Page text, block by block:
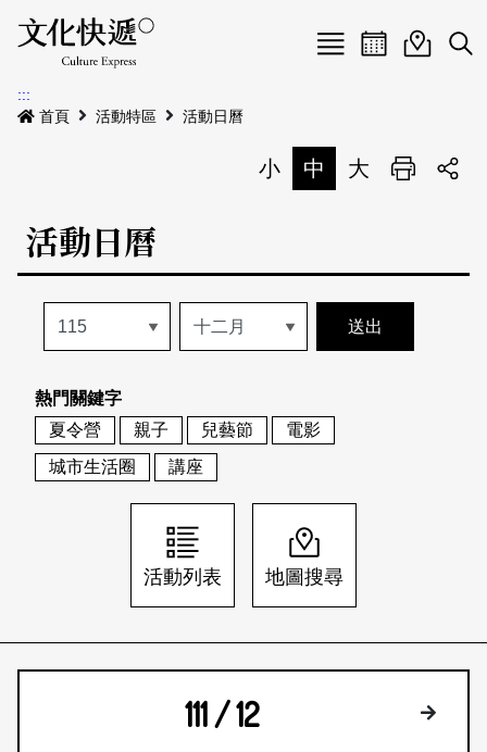
Menu
最新公告
本期專題
歷史專題
活動特區
活動列表
地圖搜尋
關於我們
關於我們
刊物索取地點
會員基本資料
刊登活動
網站導覽 English
日本語 登入/註冊
活動日曆活動地圖
展
:::
首頁
活動特區 活動日曆
小 中 大 列印
活動日曆
熱門關鍵字
夏令營
親子 兒藝節
電影
城市生活圈
講座
活動列表 地圖搜尋
111 / 12 下個月